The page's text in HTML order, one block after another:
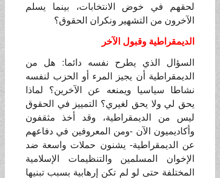
لحقهم في خوض الانتخابات، بينما يسلم
الآخرون من التشهير ونكران الحقوق؟
الديمقراطية وقبول الآخر
السؤال الذي يطرح نفسه دائما: هل من
الديمقراطية أن يجيز المرء أو الحزب لنفسه
نشاطا سياسيا ويمنعه عن الآخرين؟ لماذا
يحق لي ولا يحق لغيري؟ التمييز في الحقوق
ليس من الديمقراطية، وقد أخذ مثقفون
وأكاديميون الآن -ومن المعروفين في دفاعهم
عن الديمقراطية- يشنون حملات واسعة ضد
الإخوان المسلمين والتنظيمات الإسلامية
المختلفة حتى لو لم تكن إرهابية بسبب تبنيها